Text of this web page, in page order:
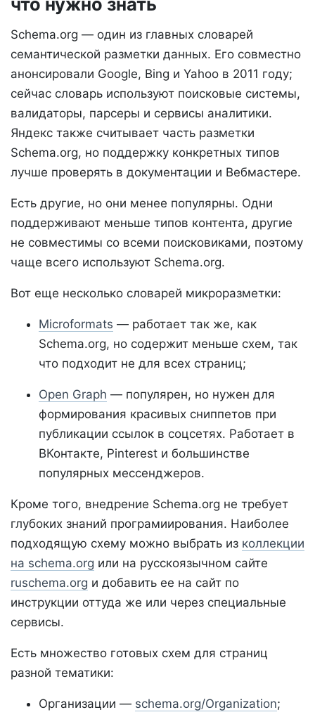
Schema.org — один из главных словарей
семантической разметки данных. Его совместно
анонсировали Google, Bing и Yahoo в 2011 году;
сейчас словарь используют поисковые системы,
валидаторы, парсеры и сервисы аналитики.
Яндекс также считывает часть разметки
Schema.org, но поддержку конкретных типов
лучше проверять в документации и Вебмастере.
Есть другие, но они менее популярны. Одни
поддерживают меньше типов контента, другие
не совместимы со всеми поисковиками, поэтому
чаще всего используют Schema.org.
Вот еще несколько словарей микроразметки:
Microformats — работает так же, как
Schema.org, но содержит меньше схем, так
что подходит не для всех страниц;
Open Graph — популярен, но нужен для
формирования красивых сниппетов при
публикации ссылок в соцсетях. Работает в
ВКонтакте, Pinterest и большинстве
популярных мессенджеров.
Кроме того, внедрение Schema.org не требует
глубоких знаний програмиирования. Наиболее
подходящую схему можно выбрать из коллекции
на schema.org или на русскоязычном сайте
ruschema.org и добавить ее на сайт по
инструкции оттуда же или через специальные
сервисы.
Есть множество готовых схем для страниц
разной тематики:
Организации — schema.org/Organization;